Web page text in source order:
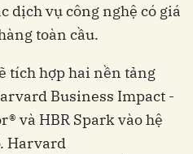
dịch vụ công nghệ có giá
toàn cầu.
tích hợp hai nền tảng
Business Impact -
và HBR Spark vào hệ
Harvard